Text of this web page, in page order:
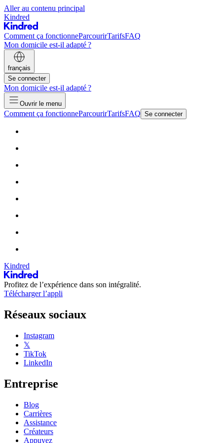
Aller au contenu principal
Kindred
Comment ça fonctionneParcourirTarifsFAQ
Mon domicile est-il adapté ?
français
Se connecter
Mon domicile est-il adapté ?
Ouvrir le menu
Comment ça fonctionneParcourirTarifsFAQ Se connecter
Kindred
Profitez de l’expérience dans son intégralité.
Télécharger l’appli
Réseaux sociaux
Instagram
𝕏
TikTok
LinkedIn
Entreprise
Blog
Carrières
Assistance
Créateurs
Appuyez